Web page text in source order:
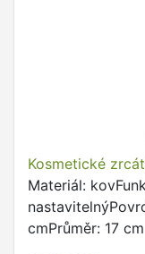
Kosmetické
Materiál:
cmPrůměr: 17 cm